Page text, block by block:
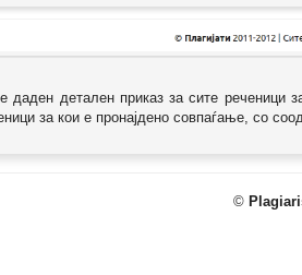
даден детален приказ за сите реченици
за кои е пронајдено совпаѓање, со
©